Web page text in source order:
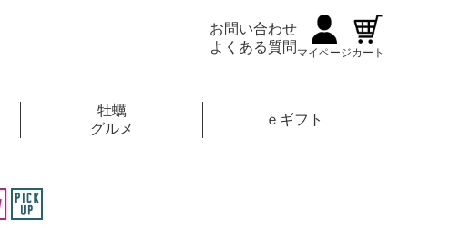
お問い合わせ
よくある質問 マイページカート
牡蠣
グルメ
ｅギフト